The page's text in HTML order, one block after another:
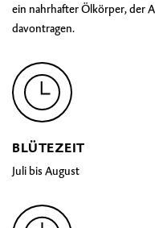
ein nahrhafter Ölkörper, der
davontragen.
BLÜTEZEIT
Juli bis August